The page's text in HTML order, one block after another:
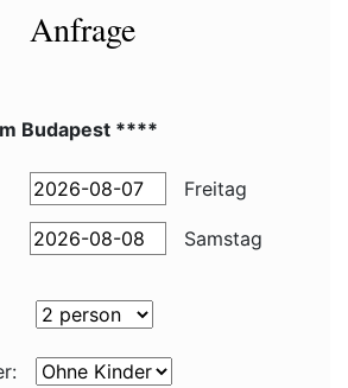
Anfrage
Budapest ****
Freitag
Samstag